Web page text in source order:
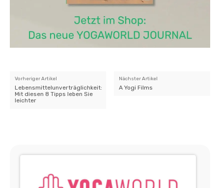
Vorheriger Artikel
Lebensmittelunverträglichkeit:
Mit diesen 8 Tipps leben Sie
leichter
Nächster Artikel
A Yogi Films